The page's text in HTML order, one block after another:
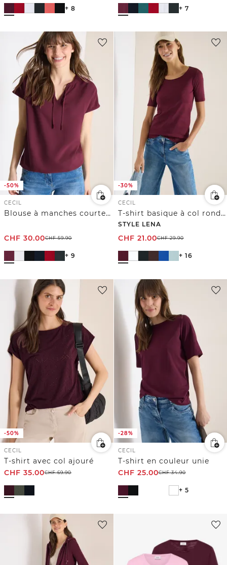
+ 8 + 7
-50%
CECIL
Blouse à manches courtes avec mélange de structures
CHF 30.00CHF59.90
+ 9
-30%
CECIL
T-shirt basique à col rond en couleur unie
STYLE LENA
CHF 21.00CHF29.90
+ 16
-50%
CECIL
T-shirt avec col ajouré
CHF 35.00CHF69.90
-28%
CECIL
T-shirt en couleur unie
CHF 25.00CHF34.90
+ 5